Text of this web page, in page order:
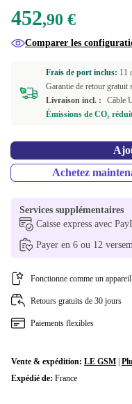
rose
noir
Dual-SIM (physical SIM +
Disponible dans d'autres
452,90 €
Comparer les
Frais de port inclus: 11
Garantie de retour gratuit
Livraison incl. :
Câble
Émissions de CO₂
Achetez
Services supplémentaires
Caisse express avec
Payer en 6 ou 12
Fonctionne comme un
Retours gratuits de 30 jours
Paiements flexibles
Vente & expédition: LE GSM
Expédié de: France